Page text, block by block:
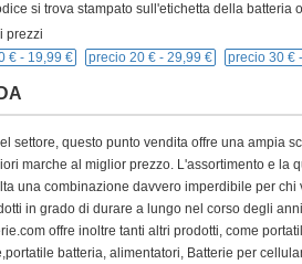
si trova stampato sull'etichetta della
prezzi
€ - 19,99 € precio 20 € - 29,99 € precio 30 € -
settore, questo punto vendita offre una ampia
marche al miglior prezzo. L'assortimento e la
una combinazione davvero imperdibile per chi
in grado di durare a lungo nel corso degli
offre inoltre tanti altri prodotti, come
batteria, alimentatori, Batterie per